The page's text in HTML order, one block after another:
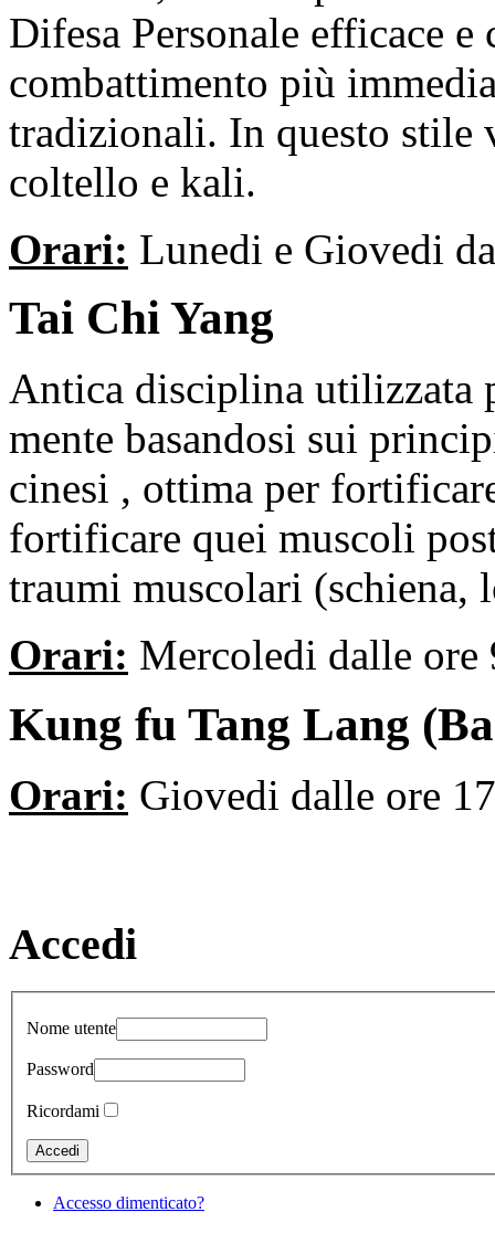
Difesa Personale efficace
combattimento più
tradizionali. In questo stile
coltello e kali.
Orari: Lunedi e Giovedi
Tai Chi Yang
Antica disciplina utilizzata
mente basandosi sui
cinesi , ottima per
fortificare quei muscoli
traumi muscolari (schiena,
Orari: Mercoledi dalle
Kung fu Tang Lang
Orari: Giovedi dalle ore
Accedi
Nome utente
Password
Ricordami
Accesso dimenticato?